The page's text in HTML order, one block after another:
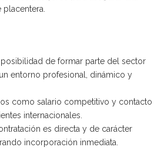
de formar parte del sector
entorno profesional, dinámico y
como salario competitivo y contacto
internacionales.
es directa y de carácter
incorporación inmediata.